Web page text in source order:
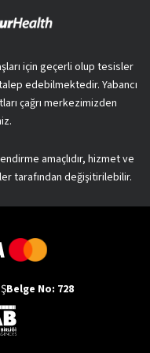
için geçerli olup tesisler
edebilmektedir. Yabancı
çağrı merkezimizden
amaçlıdır, hizmet ve
tarafından değişitirilebilir.
Belge No: 728